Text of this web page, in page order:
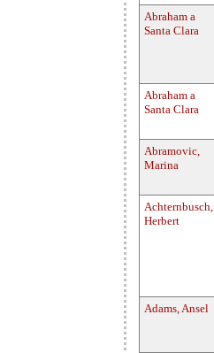
Abraham a
Santa Clara
Abraham a
Santa Clara
Abramovic,
Marina
Achternbusch,
Herbert
Adams, Ansel